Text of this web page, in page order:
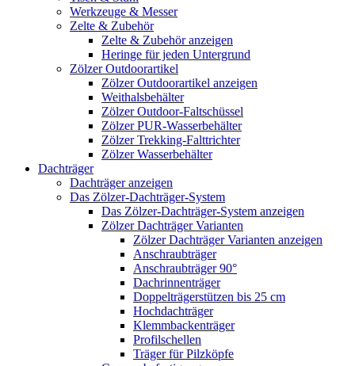
Werkzeuge & Messer
Zelte & Zubehör
Zelte & Zubehör anzeigen
Heringe für jeden Untergrund
Zölzer Outdoorartikel
Zölzer Outdoorartikel anzeigen
Weithalsbehälter
Zölzer Outdoor-Faltschüssel
Zölzer PUR-Wasserbehälter
Zölzer Trekking-Falttrichter
Zölzer Wasserbehälter
Dachträger
Dachträger anzeigen
Das Zölzer-Dachträger-System
Das Zölzer-Dachträger-System anzeigen
Zölzer Dachträger Varianten
Zölzer Dachträger Varianten anzeigen
Anschraubträger
Anschraubträger 90°
Dachrinnenträger
Doppelträgerstützen bis 25 cm
Hochdachträger
Klemmbackenträger
Profilschellen
Träger für Pilzköpfe